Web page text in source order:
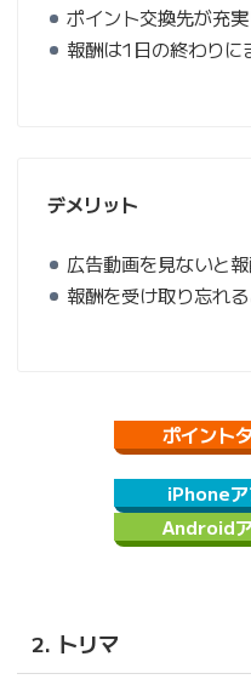
ポイント交換先が充
報酬は1日の終わりに
デメリット
広告動画を見ないと
報酬を受け取り忘れ
ポイント
iPhoneア
Android
2. トリマ